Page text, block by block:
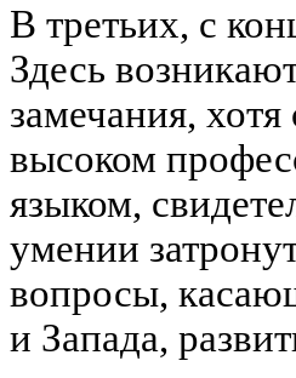
В третьих, с
Здесь
замечания,
высоком
языком,
умении
вопросы,
и Запада,